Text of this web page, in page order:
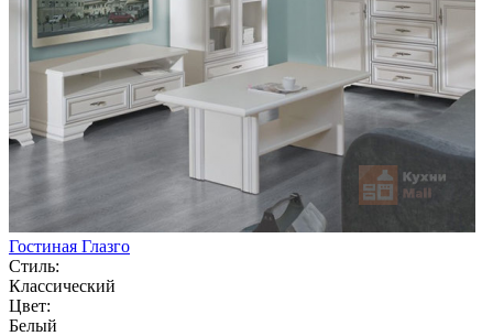
Гостиная Глазго
Стиль:
Классический
Цвет:
Белый